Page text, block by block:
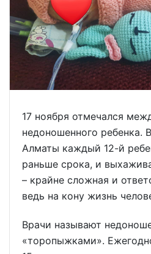
17 ноября отмечался
недоношенного ребенка.
Алматы каждый 12-й
раньше срока, и
– крайне сложная и
ведь на кону жизнь
Врачи называют
«торопыжками».